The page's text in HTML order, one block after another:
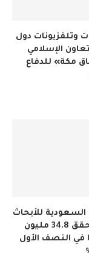
وتلفزيونات دول
الإسلامي
مكة» للدفاع
للأبحاث
والإعلام تحقق 34.8 مليون
في النصف الأول